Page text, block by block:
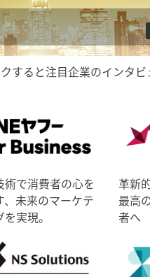
すると注目企業のインタ
術で消費者の心を
、未来のマーケテ
実現。
革新
最高
者へ